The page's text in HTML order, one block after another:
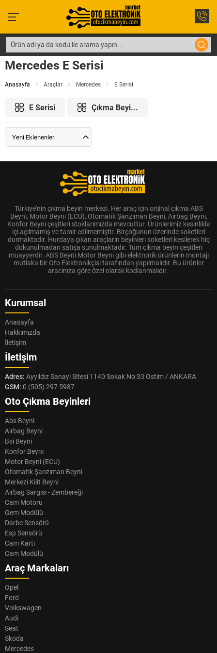
Mercedes E Serisi
Anasayfa Araçlar Mercedes E Serisi
E Serisi Çıkma Beyi...
Yeni Eklenenler
Türkiye'nin çıkma beyin merkezi. Her araç için orijinal çıkma ABS
Beyni, Motor Beyni (ECU), Otomatik Şanzıman Beyni, Airbag Beyni,
Konfor Beyni çeşitleri stoklarımızda mevcuttur. Ürünlerimiz kesinlikle
içi açılmamış ve tamir edilmemiştir. Birçoğunun üzerinde soketleri
durmaktadır. Hurdaya çıkan araçların beyinleri soketleri kesilerek hiç
dokunulmadan satışa sunulmaktadır. Tüm çıkma beyin çeşitleri
muayyerdir. ABS Beyni Motor Beyni gibi elektronik ürünlerin montajı
mutlaka bir Oto Elektronikçisi tarafından yapılmalıdır. Bu ürünler
aracınıza göre özel olarak kodlanmalıdır.
Kurumsal
Anasayfa
Hakkımızda
İletişim
İletişim
Adres: Ayyıldız Sanayi Sitesi 1140 Sokak No:33 Ostim / ANKARA
GSM: 0 (505) 297 5987
Oto Çıkma Beyinleri
Abs Beyni
Airbag Beyni
Bsi Beyni
Konfor Beyni
Motor Beyni (ECU)
Otomatik Şanzıman Beyni
Merkezi Kilit Beyni
Airbag Sargısı - Zembereği
Cam Motoru
Gem Modülü
Darbe Sensörü
Esp Sensörü
Cam Kartı
Cam Modülü
Araç Markaları
Opel
Ford
Volkswagen
Audi
Seat
Skoda
Mercedes